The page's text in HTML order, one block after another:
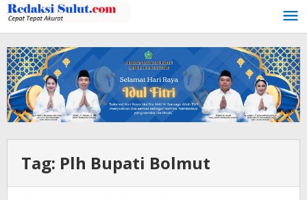
Lewati
ke
konten
Tag: Plh Bupati Bolmut